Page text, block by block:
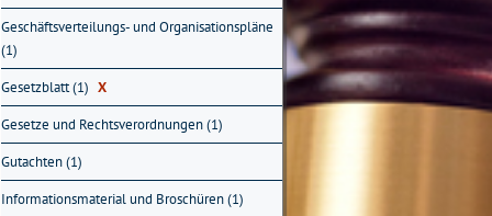
Geschäftsverteilungs- und Organisationspläne
(1)
Gesetzblatt (1) X
Gesetze und Rechtsverordnungen (1)
Gutachten (1)
Informationsmaterial und Broschüren (1)